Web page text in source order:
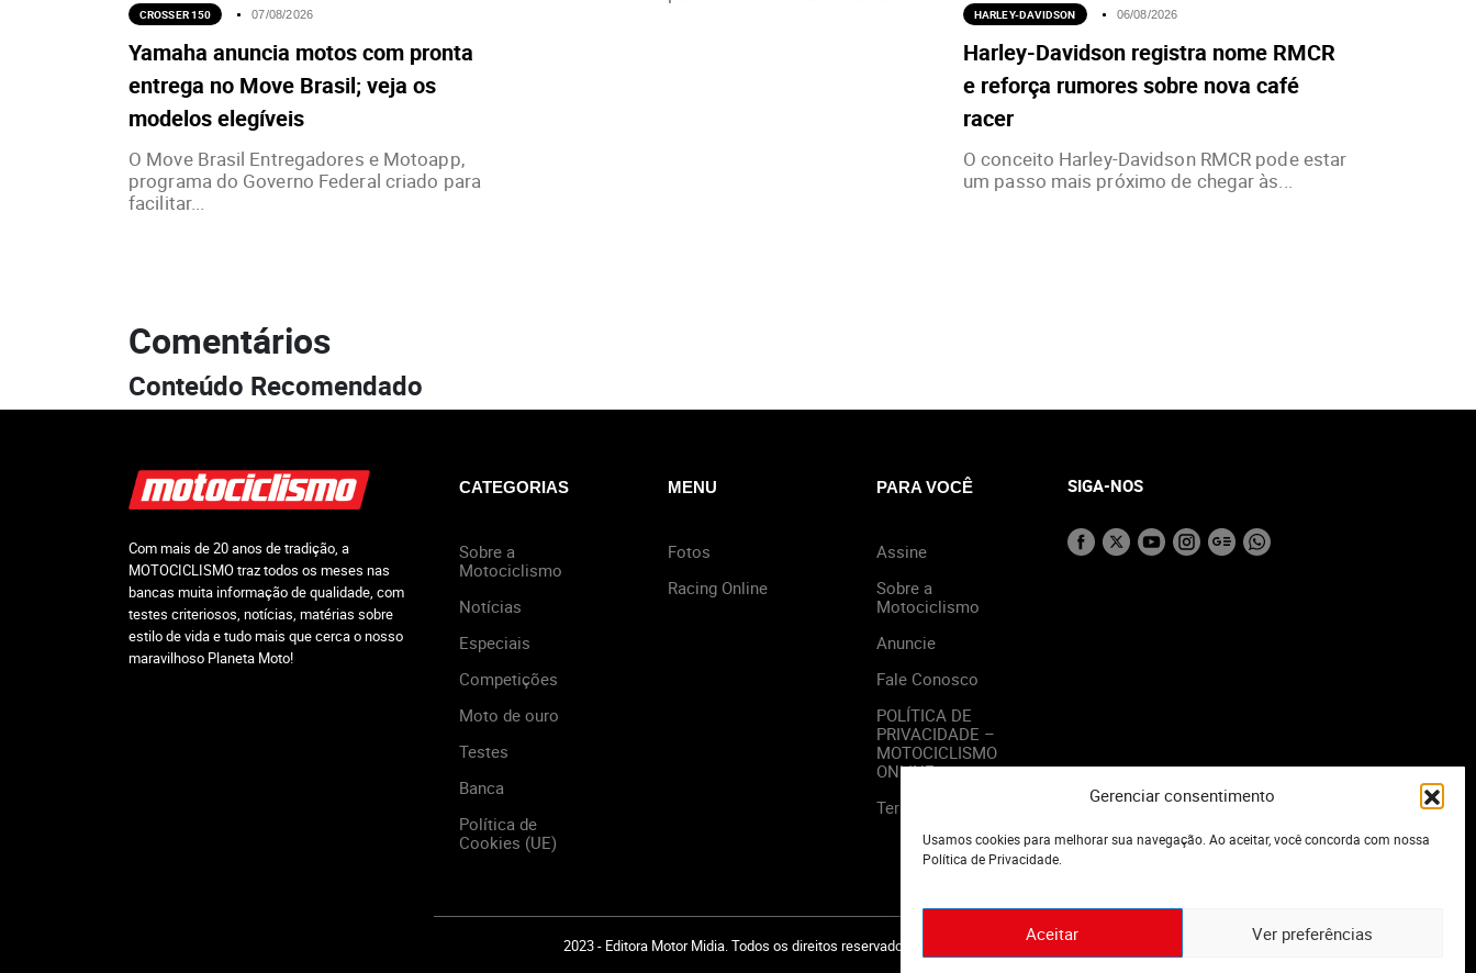
Gerenciar consentimento
Usamos cookies para melhorar sua navegação. Ao aceitar, você concorda com nossa
Política de Privacidade.
Aceitar Ver preferências
CROSSER 150 07/08/2026
Yamaha anuncia motos com pronta
entrega no Move Brasil; veja os
modelos elegíveis
O Move Brasil Entregadores e Motoapp,
programa do Governo Federal criado para
facilitar...
HARLEY-DAVIDSON 06/08/2026
Harley-Davidson registra nome RMCR
e reforça rumores sobre nova café
racer
O conceito Harley-Davidson RMCR pode estar
um passo mais próximo de chegar às...
Comentários
Conteúdo Recomendado
Com mais de 20 anos de tradição, a
MOTOCICLISMO traz todos os meses nas
bancas muita informação de qualidade, com
testes criteriosos, notícias, matérias sobre
estilo de vida e tudo mais que cerca o nosso
maravilhoso Planeta Moto!
CATEGORIAS
Sobre a
Motociclismo
Notícias
Especiais
Competições
Moto de ouro
Testes
Banca
Política de
Cookies (UE)
MENU
Fotos
Racing Online
PARA VOCÊ
Assine
Sobre a
Motociclismo
Anuncie
Fale Conosco
POLÍTICA DE
PRIVACIDADE –
MOTOCICLISMO
ONLINE
Termos de Uso
SIGA-NOS
2023 - Editora Motor Midia. Todos os direitos reservados.